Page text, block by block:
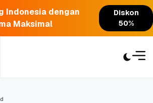
Indonesia dengan
Maksimal
Diskon
50%